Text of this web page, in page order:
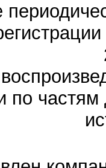
по частям